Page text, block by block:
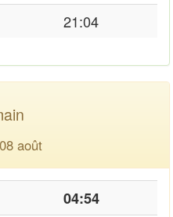
21:04
août
04:54